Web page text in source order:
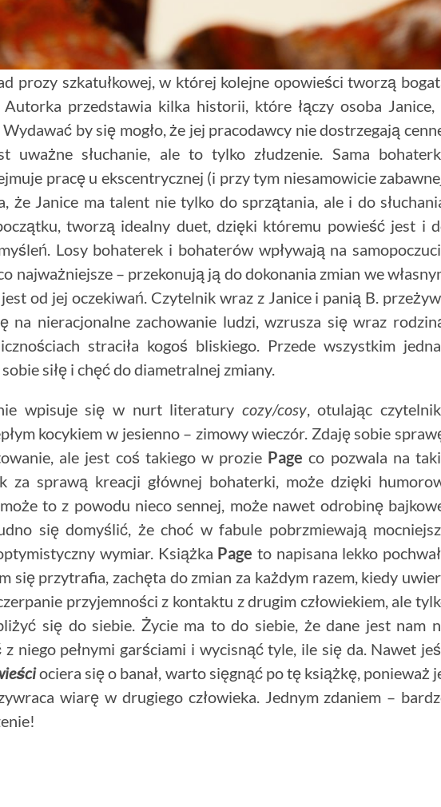
prozy szkatułkowej, w której kolejne opowieści tworzą
przedstawia kilka historii, które łączy osoba Janice,
by się mogło, że jej pracodawcy nie dostrzegają
uważne słuchanie, ale to tylko złudzenie. Sama
pracę u ekscentrycznej (i przy tym niesamowicie
że Janice ma talent nie tylko do sprzątania, ale i do
tworzą idealny duet, dzięki któremu powieść jest i
Losy bohaterek i bohaterów wpływają na
najważniejsze – przekonują ją do dokonania zmian we
od jej oczekiwań. Czytelnik wraz z Janice i panią B.
na nieracjonalne zachowanie ludzi, wzrusza się wraz
straciła kogoś bliskiego. Przede wszystkim
siłę i chęć do diametralnej zmiany.
wpisuje się w nurt literatury cozy/cosy, otulając
kocykiem w jesienno – zimowy wieczór. Zdaję sobie
ale jest coś takiego w prozie Page co pozwala na
za sprawą kreacji głównej bohaterki, może dzięki
to z powodu nieco sennej, może nawet odrobinę
się domyślić, że choć w fabule pobrzmiewają
wymiar. Książka Page to napisana lekko
się przytrafia, zachęta do zmian za każdym razem, kiedy
przyjemności z kontaktu z drugim człowiekiem, ale
się do siebie. Życie ma to do siebie, że dane jest nam
niego pełnymi garściami i wycisnąć tyle, ile się da. Nawet
ociera się o banał, warto sięgnąć po tę książkę, ponieważ
wiarę w drugiego człowieka. Jednym zdaniem –